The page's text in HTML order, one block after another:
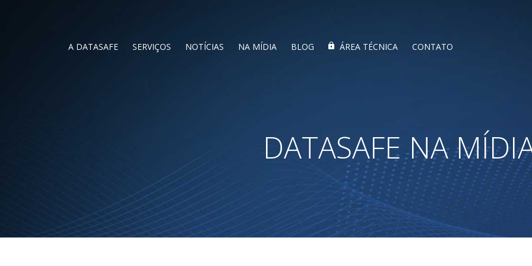
A DATASAFE SERVIÇOS NOTÍCIAS NA MÍDIA BLOG ÁREA TÉCNICA CONTATO
DATASAFE NA